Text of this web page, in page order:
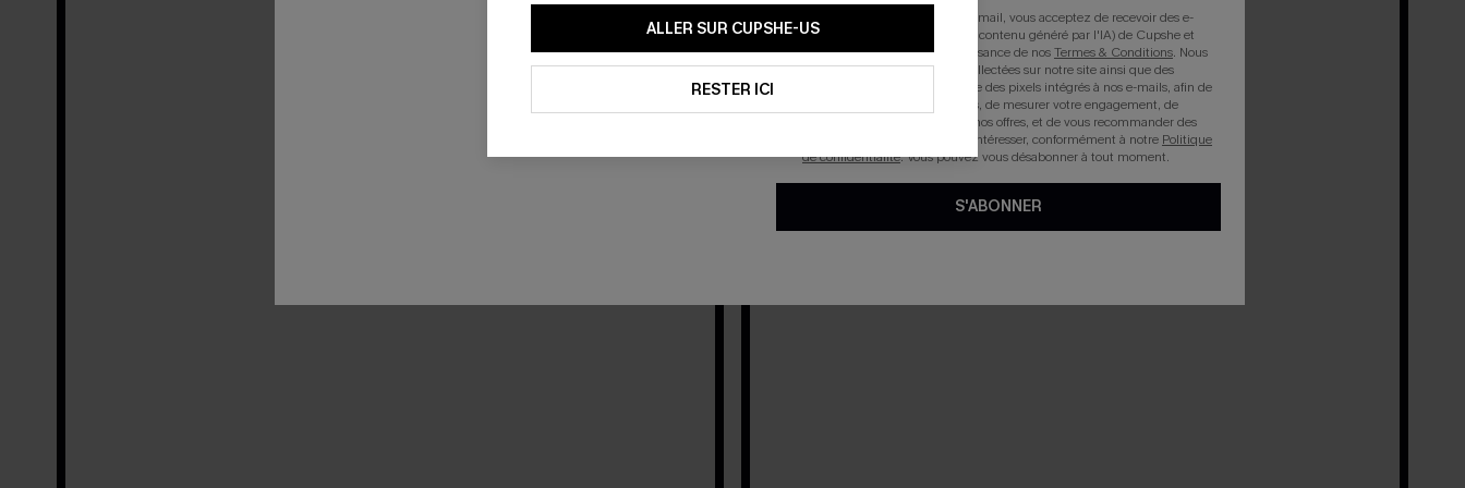
ALLER SUR CUPSHE-US
RESTER ICI
En soumettant votre adresse e-mail, vous acceptez de recevoir des e-
mails marketing (y compris du contenu généré par l'IA) de Cupshe et
reconnaissez avoir pris connaissance de nosTermes & Conditions. Nous
pouvons utiliser les données collectées sur notre site ainsi que des
technologies de suivi, telles que des pixels intégrés à nos e-mails, afin de
savoir si ceux-ci ont été ouverts, de mesurer votre engagement, de
personnaliser nos contenus et nos offres, et de vous recommander des
produits susceptibles de vous intéresser, conformément à notre Politique
de confidentialité. Vous pouvez vous désabonner à tout moment.
S'ABONNER